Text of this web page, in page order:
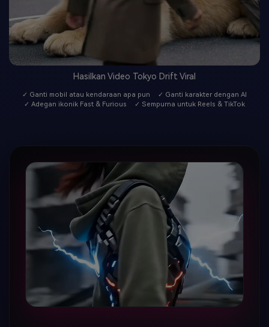
Hasilkan Video Tokyo Drift Viral
✓ Ganti mobil atau kendaraan apa pun
✓ Ganti karakter dengan AI
✓ Adegan ikonik Fast & Furious
✓ Sempurna untuk Reels & TikTok